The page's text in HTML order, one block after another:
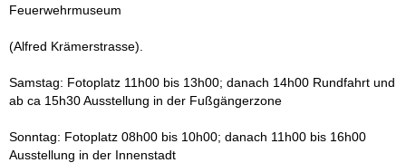
Feuerwehrmuseum
(Alfred Krämerstrasse).
Samstag: Fotoplatz 11h00 bis 13h00; danach 14h00 Rundfahrt und
ab ca 15h30 Ausstellung in der Fußgängerzone
Sonntag: Fotoplatz 08h00 bis 10h00; danach 11h00 bis 16h00
Ausstellung in der Innenstadt